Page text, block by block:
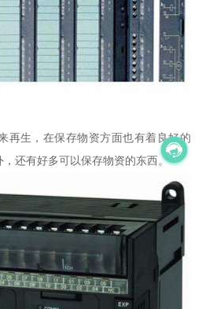
再生，在保存物资方面也有着良好的
还有好多可以保存物资的东西。